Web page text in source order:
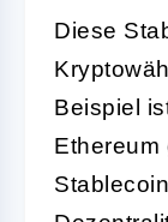
Diese
Beispiel
Ethereum